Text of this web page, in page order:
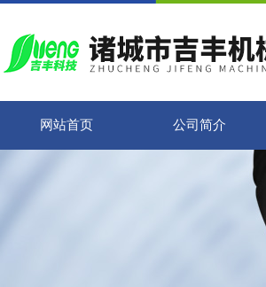
网站首页 公司简介